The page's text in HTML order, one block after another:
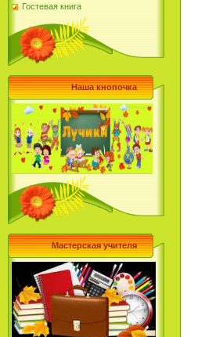
Гостевая книга
Наша кнопочка
Мастерская учителя